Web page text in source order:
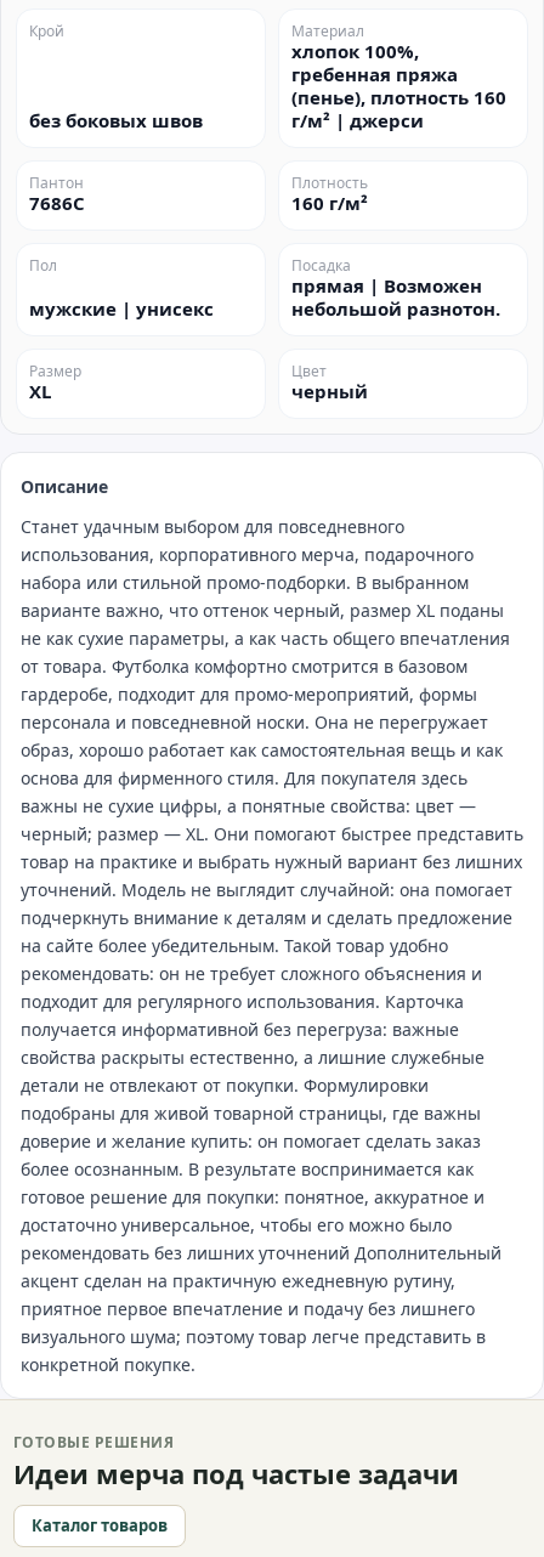
Крой
без боковых швов
Материал
хлопок 100%,
гребенная пряжа
(пенье), плотность 160
г/м² | джерси
Пантон
7686C
Плотность
160 г/м²
Пол
мужские | унисекс
Посадка
прямая | Возможен
небольшой разнотон.
Размер
XL
Цвет
черный
Описание
Станет удачным выбором для повседневного
использования, корпоративного мерча, подарочного
набора или стильной промо‑подборки. В выбранном
варианте важно, что оттенок черный, размер XL поданы
не как сухие параметры, а как часть общего впечатления
от товара. Футболка комфортно смотрится в базовом
гардеробе, подходит для промо‑мероприятий, формы
персонала и повседневной носки. Она не перегружает
образ, хорошо работает как самостоятельная вещь и как
основа для фирменного стиля. Для покупателя здесь
важны не сухие цифры, а понятные свойства: цвет —
черный; размер — XL. Они помогают быстрее представить
товар на практике и выбрать нужный вариант без лишних
уточнений. Модель не выглядит случайной: она помогает
подчеркнуть внимание к деталям и сделать предложение
на сайте более убедительным. Такой товар удобно
рекомендовать: он не требует сложного объяснения и
подходит для регулярного использования. Карточка
получается информативной без перегруза: важные
свойства раскрыты естественно, а лишние служебные
детали не отвлекают от покупки. Формулировки
подобраны для живой товарной страницы, где важны
доверие и желание купить: он помогает сделать заказ
более осознанным. В результате воспринимается как
готовое решение для покупки: понятное, аккуратное и
достаточно универсальное, чтобы его можно было
рекомендовать без лишних уточнений Дополнительный
акцент сделан на практичную ежедневную рутину,
приятное первое впечатление и подачу без лишнего
визуального шума; поэтому товар легче представить в
конкретной покупке.
ГОТОВЫЕ РЕШЕНИЯ
Идеи мерча под частые задачи
Каталог товаров